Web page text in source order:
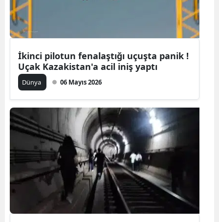
Hatay
Isparta
Kars
Kayseri
Kocaeli
İkinci pilotun fenalaştığı uçuşta panik !
Uçak Kazakistan'a acil iniş yaptı
Dünya 06 Mayıs 2026